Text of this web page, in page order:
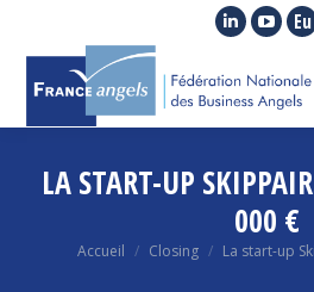
La
LinkedIn
s'ouvre
une
nouvelle
fenêtre
La
une
LA START-UP
000 €
Vous êtes ici :
Accueil Closing La start-up